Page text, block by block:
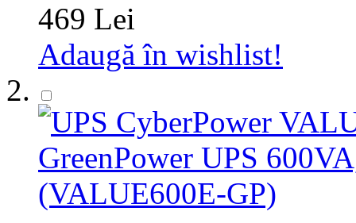
469 Lei
Adaugă în wishlist!